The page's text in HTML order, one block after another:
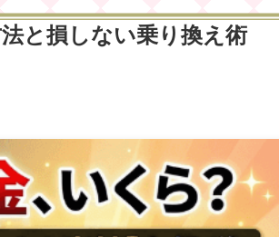
と損しない乗り換え術